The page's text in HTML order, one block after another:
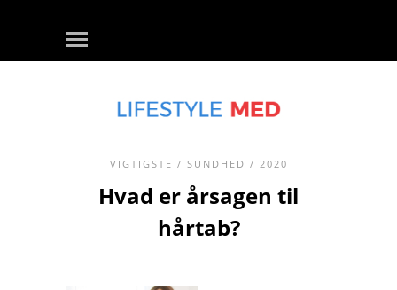
VIGTIGSTE / SUNDHED / 2020
Hvad er årsagen til
hårtab?